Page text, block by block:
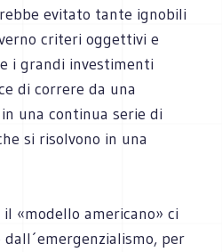
evitato tante ignobili
criteri oggettivi e
i grandi investimenti
di correre da una
una continua serie di
si risolvono in una
«modello americano» ci
per